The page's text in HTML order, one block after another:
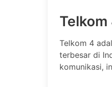
Telkom 4
terbesar di
komunikasi,